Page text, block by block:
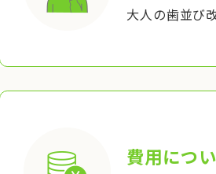
大人の歯並び
費用につ